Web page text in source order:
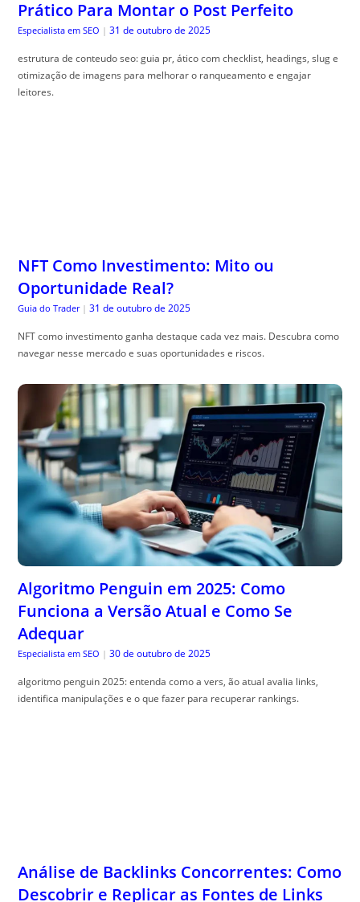
Prático Para Montar o Post Perfeito
Especialista em SEO | 31 de outubro de 2025
estrutura de conteudo seo: guia pr, ático com checklist, headings, slug e
otimização de imagens para melhorar o ranqueamento e engajar
leitores.
NFT Como Investimento: Mito ou
Oportunidade Real?
Guia do Trader | 31 de outubro de 2025
NFT como investimento ganha destaque cada vez mais. Descubra como
navegar nesse mercado e suas oportunidades e riscos.
Algoritmo Penguin em 2025: Como
Funciona a Versão Atual e Como Se
Adequar
Especialista em SEO | 30 de outubro de 2025
algoritmo penguin 2025: entenda como a vers, ão atual avalia links,
identifica manipulações e o que fazer para recuperar rankings.
Análise de Backlinks Concorrentes: Como
Descobrir e Replicar as Fontes de Links